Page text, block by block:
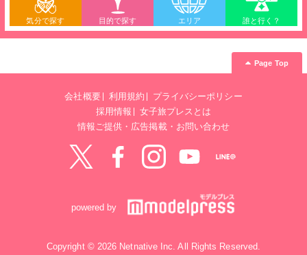
気分で探す 目的で探す エリア 誰と行く？
Page Top
会社概要 利用規約
プライバシーポリシー
採用情報
女子旅プレスとは
情報ご提供・広告掲載・お問い合わせ
powered by
Copyright © 2026 Netnative Inc. All Rights Reserved.